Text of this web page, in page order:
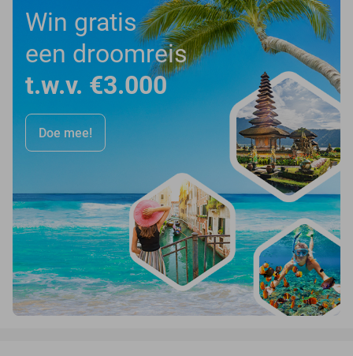
Win gratis
een droomreis
t.w.v. €3.000
Doe mee!